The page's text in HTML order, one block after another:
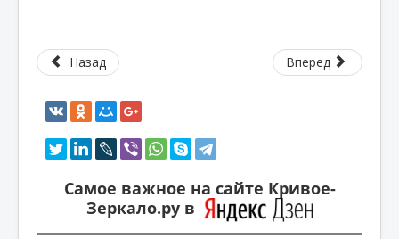
Назад Вперед
Самое важное на сайте Кривое-
Зеркало.ру в